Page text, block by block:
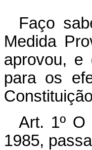
Faço
Medida
aprovou, e
para os
Art. 1º O
1985,